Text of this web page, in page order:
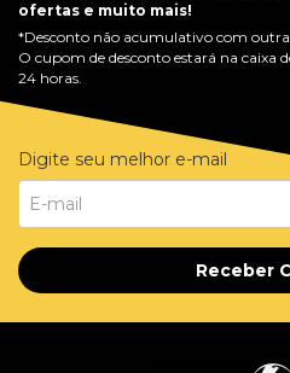
ofertas e muito mais!
*Desconto não acumulativo com
O cupom de desconto estará na caixa
24 horas.
Digite seu melhor e-mail
Receber